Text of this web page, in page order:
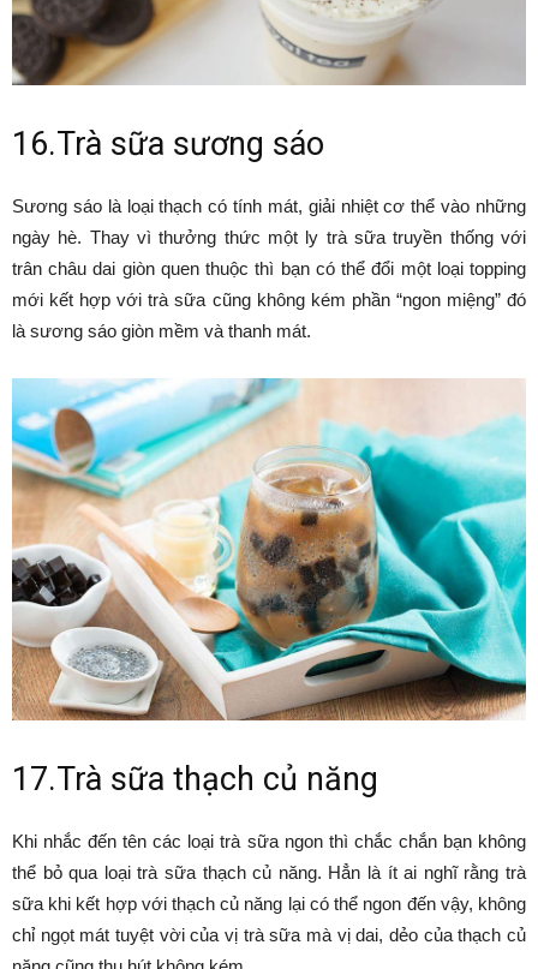
16.Trà sữa sương sáo
Sương sáo là loại thạch có tính mát, giải nhiệt cơ thể vào những
ngày hè. Thay vì thưởng thức một ly trà sữa truyền thống với
trân châu dai giòn quen thuộc thì bạn có thể đổi một loại topping
mới kết hợp với trà sữa cũng không kém phần “ngon miệng” đó
là sương sáo giòn mềm và thanh mát.
17.Trà sữa thạch củ năng
Khi nhắc đến tên các loại trà sữa ngon thì chắc chắn bạn không
thể bỏ qua loại trà sữa thạch củ năng. Hẳn là ít ai nghĩ rằng trà
sữa khi kết hợp với thạch củ năng lại có thể ngon đến vậy, không
chỉ ngọt mát tuyệt vời của vị trà sữa mà vị dai, dẻo của thạch củ